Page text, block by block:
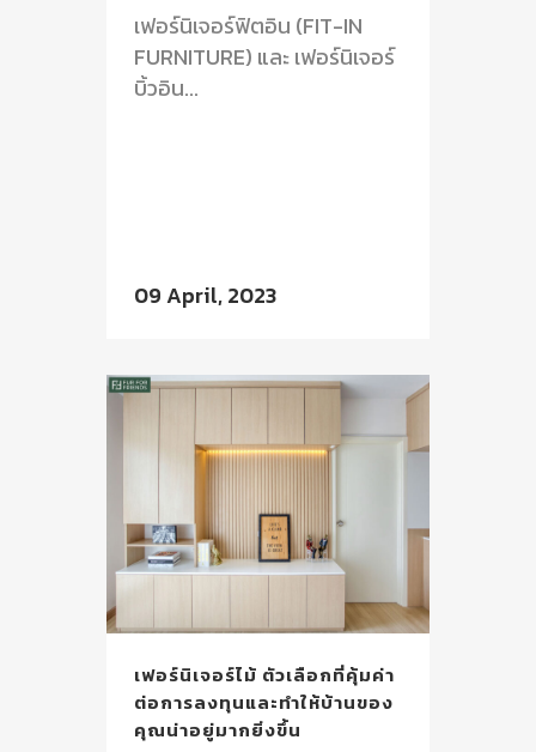
เฟอร์นิเจอร์ฟิตอิน (FIT-IN
FURNITURE) และ เฟอร์นิเจอร์
บิ้วอิน...
09 April, 2023
เฟอร์นิเจอร์ไม้ ตัวเลือกที่คุ้มค่า
ต่อการลงทุนและทำให้บ้านของ
คุณน่าอยู่มากยิ่งขึ้น